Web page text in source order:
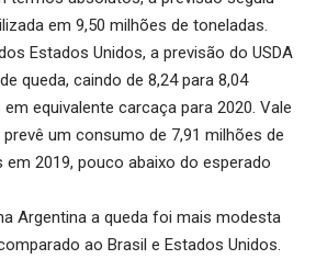
em 9,50 milhões de toneladas.
Estados Unidos, a previsão do USDA
queda, caindo de 8,24 para 8,04
equivalente carcaça para 2020. Vale
um consumo de 7,91 milhões de
em 2019, pouco abaixo do esperado
Argentina a queda foi mais modesta
ao Brasil e Estados Unidos.